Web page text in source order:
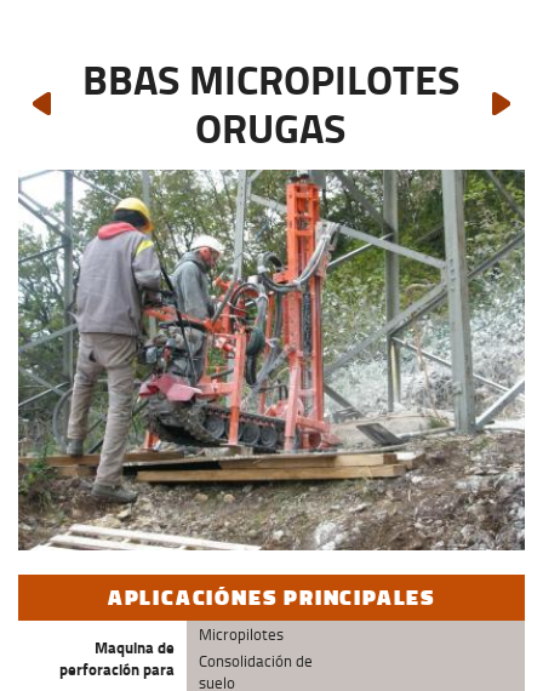
BBAS MICROPILOTES
ORUGAS
APLICACIÓNES PRINCIPALES
Maquina de
perforación para
Micropilotes
Consolidación de
suelo